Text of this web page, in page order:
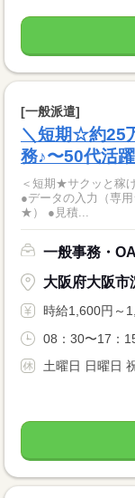
[一般派遣]
＼短期☆約25
務♪〜50代活躍
＜短期★サクッと稼
●データの入力（専
★） ●見積...
一般事務・
大阪府大阪市
時給1,600円～
08：30〜17：
土曜日 日曜日